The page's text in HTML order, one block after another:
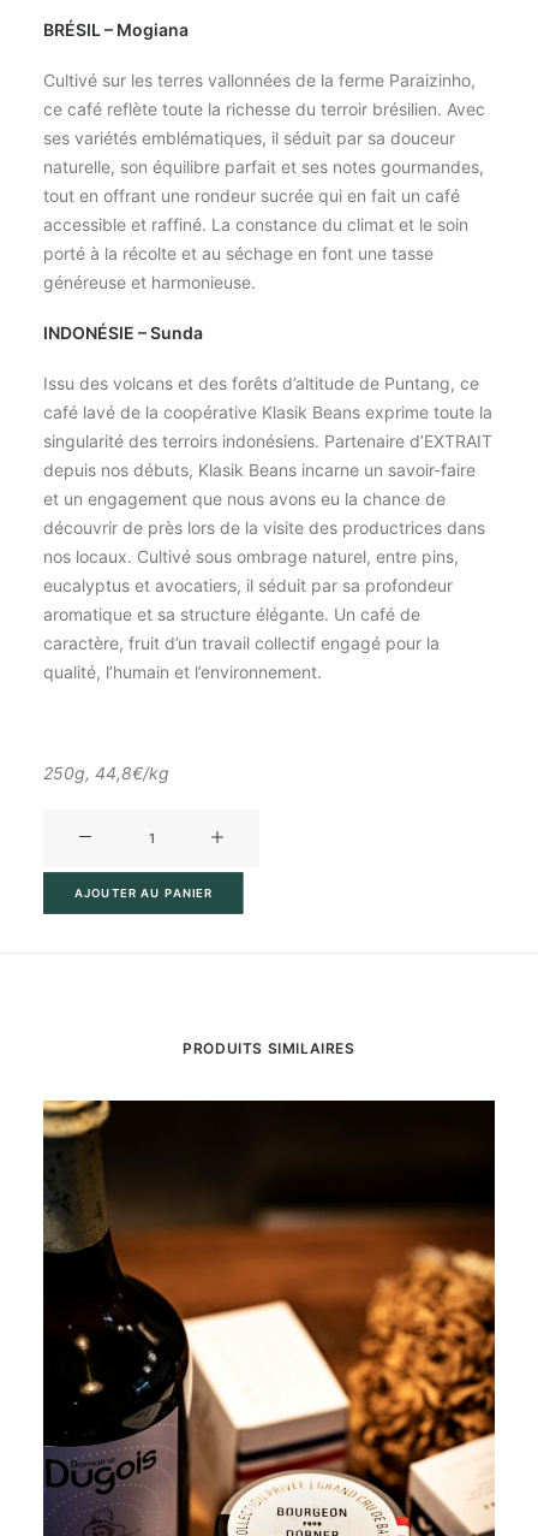
BRÉSIL – Mogiana
Cultivé sur les terres vallonnées de la ferme Paraizinho,
ce café reflète toute la richesse du terroir brésilien. Avec
ses variétés emblématiques, il séduit par sa douceur
naturelle, son équilibre parfait et ses notes gourmandes,
tout en offrant une rondeur sucrée qui en fait un café
accessible et raffiné. La constance du climat et le soin
porté à la récolte et au séchage en font une tasse
généreuse et harmonieuse.
INDONÉSIE – Sunda
Issu des volcans et des forêts d’altitude de Puntang, ce
café lavé de la coopérative Klasik Beans exprime toute la
singularité des terroirs indonésiens. Partenaire d’EXTRAIT
depuis nos débuts, Klasik Beans incarne un savoir-faire
et un engagement que nous avons eu la chance de
découvrir de près lors de la visite des productrices dans
nos locaux. Cultivé sous ombrage naturel, entre pins,
eucalyptus et avocatiers, il séduit par sa profondeur
aromatique et sa structure élégante. Un café de
caractère, fruit d’un travail collectif engagé pour la
qualité, l’humain et l’environnement.
250g, 44,8€/kg
AJOUTER AU PANIER
PRODUITS SIMILAIRES